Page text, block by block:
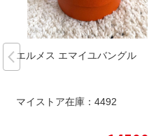
エルメス エマイユバングル
マイストア在庫： 4492